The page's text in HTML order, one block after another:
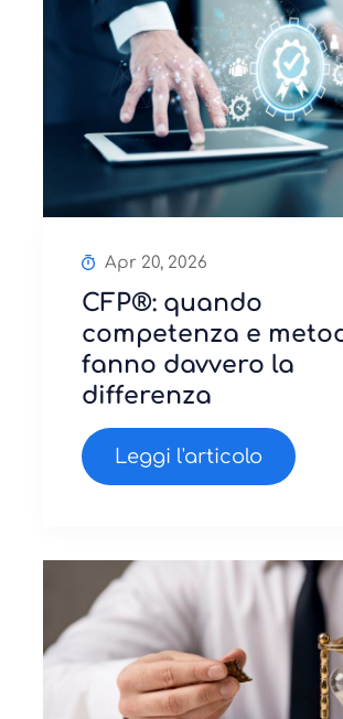
Apr 20, 2026
CFP®: quando
competenza e
fanno davvero la
differenza
Leggi l'articolo